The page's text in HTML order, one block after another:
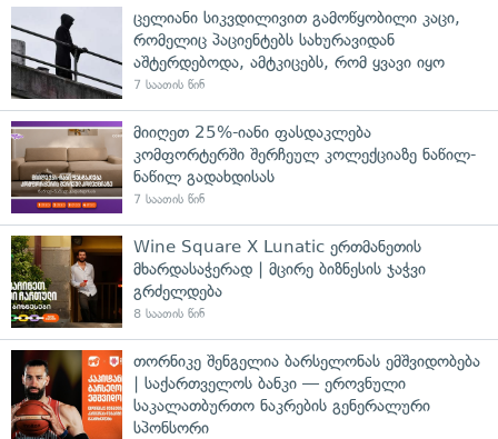
ცელიანი სიკვდილივით გამოწყობილი კაცი,
რომელიც პაციენტებს სახურავიდან
აშტერდებოდა, ამტკიცებს, რომ ყვავი იყო
7 საათის წინ
მიიღეთ 25%-იანი ფასდაკლება
კომფორტერში შერჩეულ კოლექციაზე ნაწილ-
ნაწილ გადახდისას
7 საათის წინ
Wine Square X Lunatic ერთმანეთის
მხარდასაჭერად | მცირე ბიზნესის ჯაჭვი
გრძელდება
8 საათის წინ
თორნიკე შენგელია ბარსელონას ემშვიდობება
| საქართველოს ბანკი — ეროვნული
საკალათბურთო ნაკრების გენერალური
სპონსორი